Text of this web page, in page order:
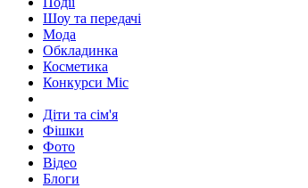
Шоу та передачі
Мода
Обкладинка
Косметика
Конкурси Міс
Діти та сім'я
Фішки
Фото
Відео
Блоги